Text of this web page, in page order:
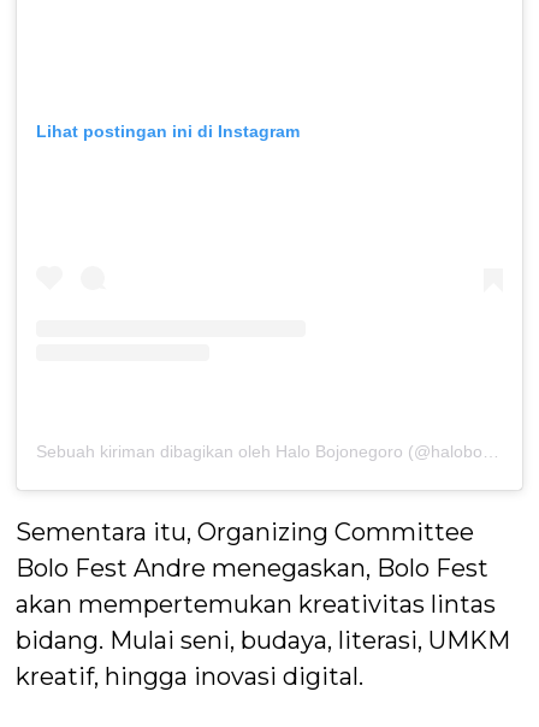
Lihat postingan ini di Instagram
Sementara itu, Organizing Committee
Bolo Fest Andre menegaskan, Bolo Fest
akan mempertemukan kreativitas lintas
bidang. Mulai seni, budaya, literasi, UMKM
kreatif, hingga inovasi digital.